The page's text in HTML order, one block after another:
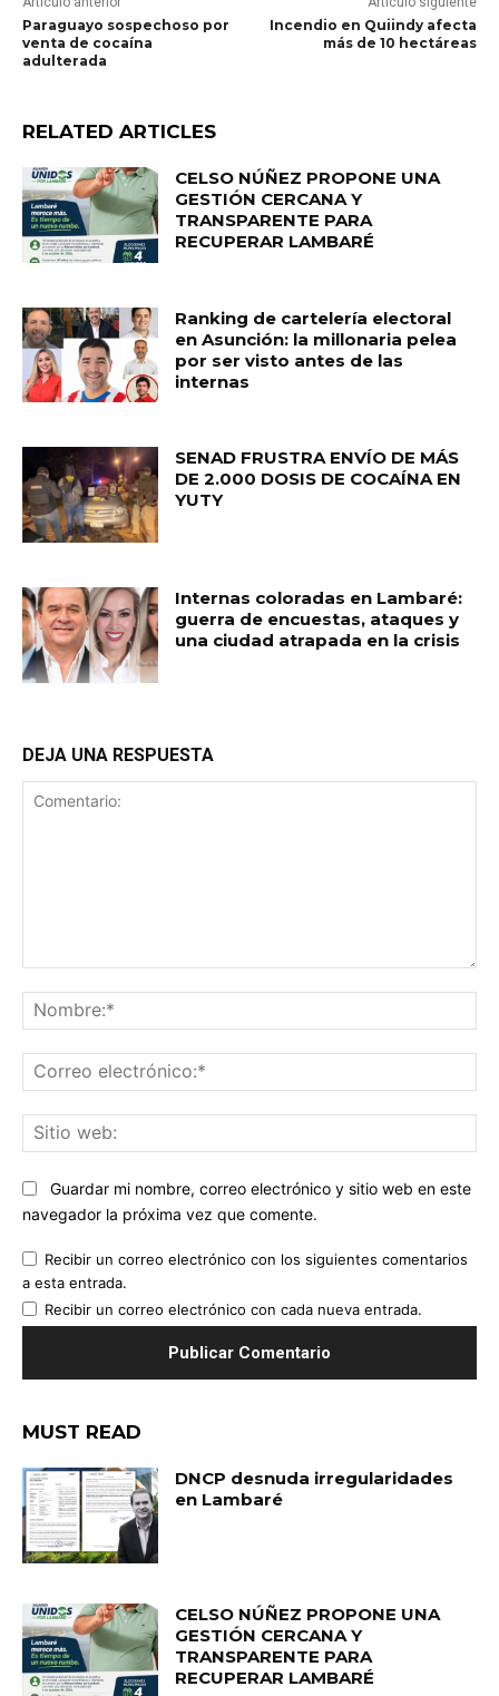
Paraguayo sospechoso por
venta de cocaína
adulterada
Incendio en Quiindy afecta
más de 10 hectáreas
RELATED ARTICLES
CELSO NÚÑEZ PROPONE UNA
GESTIÓN CERCANA Y
TRANSPARENTE PARA
RECUPERAR LAMBARÉ
Ranking de cartelería electoral
en Asunción: la millonaria pelea
por ser visto antes de las
internas
SENAD FRUSTRA ENVÍO DE MÁS
DE 2.000 DOSIS DE COCAÍNA EN
YUTY
Internas coloradas en Lambaré:
guerra de encuestas, ataques y
una ciudad atrapada en la crisis
DEJA UNA RESPUESTA
Guardar mi nombre, correo electrónico y sitio web en este
navegador la próxima vez que comente.
Recibir un correo electrónico con los siguientes comentarios
a esta entrada.
Recibir un correo electrónico con cada nueva entrada.
MUST READ
DNCP desnuda irregularidades
en Lambaré
CELSO NÚÑEZ PROPONE UNA
GESTIÓN CERCANA Y
TRANSPARENTE PARA
RECUPERAR LAMBARÉ